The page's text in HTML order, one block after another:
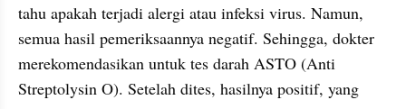
tahu apakah terjadi alergi atau infeksi virus. Namun,
semua hasil pemeriksaannya negatif. Sehingga, dokter
merekomendasikan untuk tes darah ASTO (Anti
Streptolysin O). Setelah dites, hasilnya positif, yang